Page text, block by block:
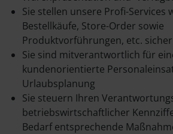
Sie stellen unsere Profi-Services
Bestellkäufe, Store-Order sowie
Produktvorführungen, etc. sicher
Sie sind mitverantwortlich für
kundenorientierte
Urlaubsplanung
Sie steuern Ihren
betriebswirtschaftlicher
Bedarf entsprechende